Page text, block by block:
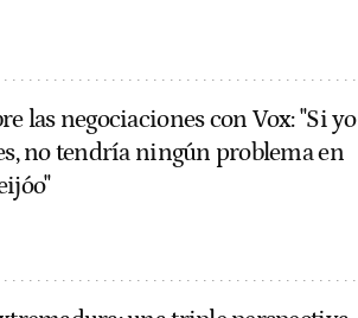
las negociaciones con Vox: "Si yo
no tendría ningún problema en